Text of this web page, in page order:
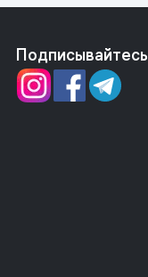
Подписывайтесь